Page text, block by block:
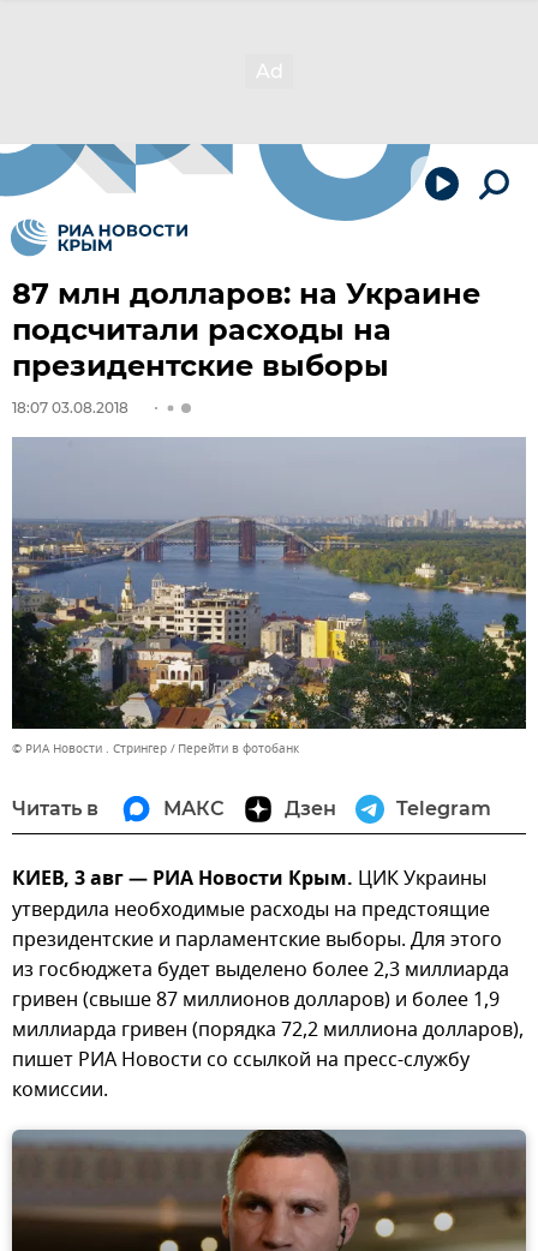
87 млн долларов: на Украине
подсчитали расходы на
президентские выборы
18:07 03.08.2018
© РИА Новости . Стрингер Перейти в фотобанк
Читать в МАКС Дзен Telegram
КИЕВ, 3 авг — РИА Новости Крым. ЦИК Украины
утвердила необходимые расходы на предстоящие
президентские и парламентские выборы. Для этого
из госбюджета будет выделено более 2,3 миллиарда
гривен (свыше 87 миллионов долларов) и более 1,9
миллиарда гривен (порядка 72,2 миллиона долларов),
пишет РИА Новости со ссылкой на пресс-службу
комиссии.